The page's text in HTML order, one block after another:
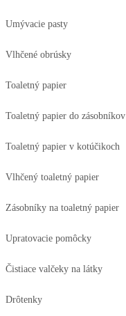
Umývacie pasty
Vlhčené obrúsky
Toaletný papier
Toaletný papier do zásobníkov
Toaletný papier v kotúčikoch
Vlhčený toaletný papier
Zásobníky na toaletný papier
Upratovacie pomôcky
Čistiace valčeky na látky
Drôtenky